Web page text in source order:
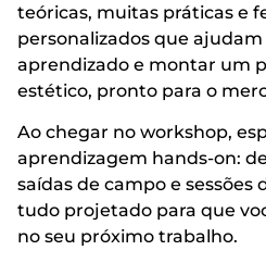
teóricas, muitas práticas e
personalizados que
aprendizado e montar um
estético, pronto para o
Ao chegar no workshop,
aprendizagem hands-on:
saídas de campo e sessões
tudo projetado para que
no seu próximo trabalho.